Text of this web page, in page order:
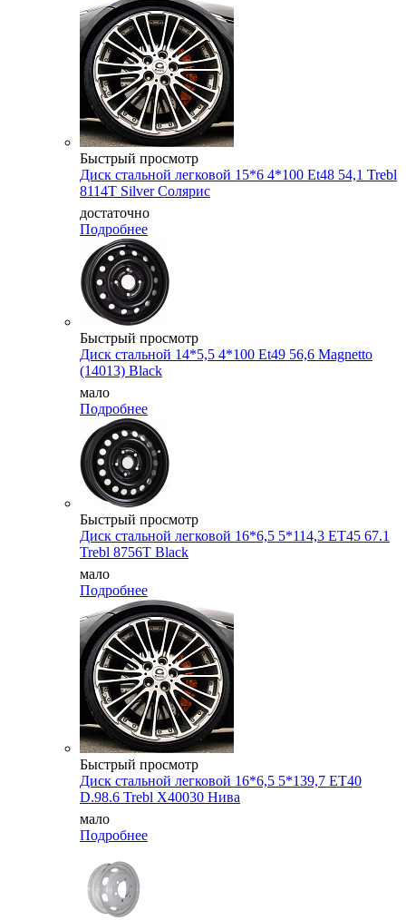
Быстрый просмотр
Диск стальной легковой 15*6 4*100 Et48 54,1 Trebl
8114T Silver Cолярис
достаточно
Подробнее
Быстрый просмотр
Диск стальной 14*5,5 4*100 Et49 56,6 Magnetto
(14013) Black
мало
Подробнее
Быстрый просмотр
Диск стальной легковой 16*6,5 5*114,3 ET45 67.1
Trebl 8756T Black
мало
Подробнее
Быстрый просмотр
Диск стальной легковой 16*6,5 5*139,7 ET40
D.98.6 Trebl X40030 Нива
мало
Подробнее